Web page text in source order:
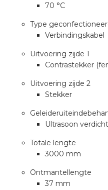
70 °C
Type
Verbindingskabel
Uitvoering zijde 1
Contrastekker
Uitvoering zijde 2
Stekker
Ultrasoon
Totale lengte
3000 mm
Ontmantellengte
37 mm